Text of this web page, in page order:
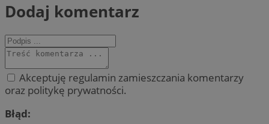
Dodaj komentarz
Akceptuję regulamin zamieszczania komentarzy
oraz politykę prywatności.
Błąd: